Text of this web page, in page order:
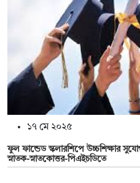
১৭ মে ২০২৫
ফুল ফান্ডেড স্কলারশিপে উচ্চশিক্ষার
স্নাতক-স্নাতকোত্তর-পিএইচডিতে